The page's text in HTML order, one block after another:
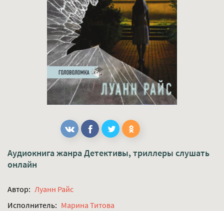
Аудиокнига жанра Детективы, триллеры слушать
онлайн
Автор: Луанн Райс
Исполнитель: Марина Титова